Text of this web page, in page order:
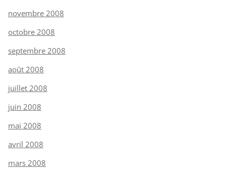
novembre 2008
octobre 2008
septembre 2008
août 2008
juillet 2008
juin 2008
mai 2008
avril 2008
mars 2008